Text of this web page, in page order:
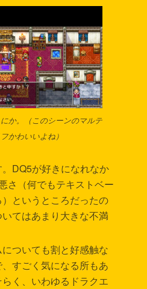
か。（このシーンのマルテ
かわいいよね）
DQ5が好きになれなか
さ（何でもテキストベー
というところだったの
てはあまり大きな不満
ついても割と好感触な
すごく気になる所もあ
く、いわゆるドラクエ